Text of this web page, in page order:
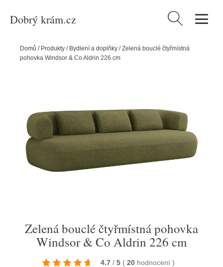
Dobrý krám.cz Vyhledávání
Domů / Produkty / Bydlení a doplňky /Zelená bouclé čtyřmístná
pohovka Windsor & Co Aldrin 226 cm
Zelená bouclé čtyřmístná pohovka
Windsor & Co Aldrin 226 cm
4.7 / 5 ( 20 hodnocení )